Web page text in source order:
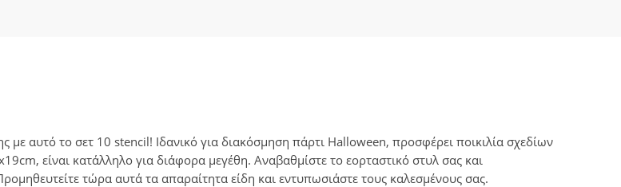
με αυτό το σετ 10 stencil! Ιδανικό για διακόσμηση πάρτι Halloween, προσφέρει ποικιλία σχεδίων
είναι κατάλληλο για διάφορα μεγέθη. Αναβαθμίστε το εορταστικό στυλ σας και
τώρα αυτά τα απαραίτητα είδη και εντυπωσιάστε τους καλεσμένους σας.